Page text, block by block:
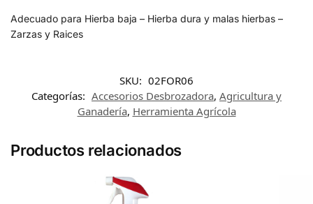
Adecuado para Hierba baja – Hierba dura y malas hierbas –
Zarzas y Raices
SKU: 02FOR06
Categorías: Accesorios Desbrozadora, Agricultura y
Ganadería, Herramienta Agrícola
Productos relacionados